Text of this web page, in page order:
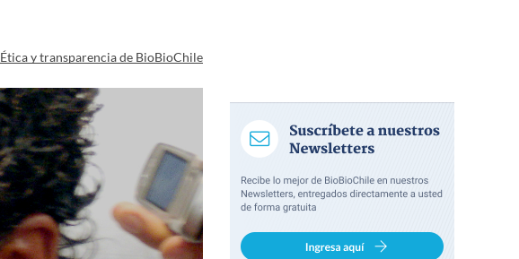
Ética y transparencia de BioBioChile